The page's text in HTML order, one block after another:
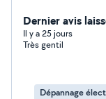
électriques, lits
la réparation des
complet, fiable
Dernier avis
Il y a 25 jours
Très gentil
Dépannage